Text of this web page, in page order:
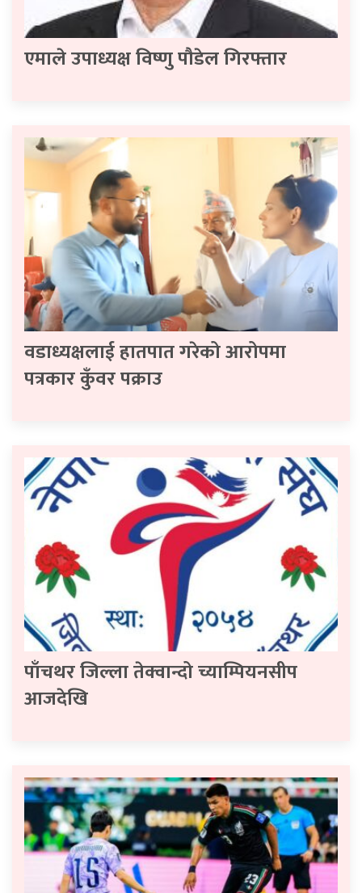
एमाले उपाध्यक्ष विष्णु पौडेल गिरफ्तार
वडाध्यक्षलाई हातपात गरेको आरोपमा
पत्रकार कुँवर पक्राउ
पाँचथर जिल्ला तेक्वान्दो च्याम्पियनसीप
आजदेखि